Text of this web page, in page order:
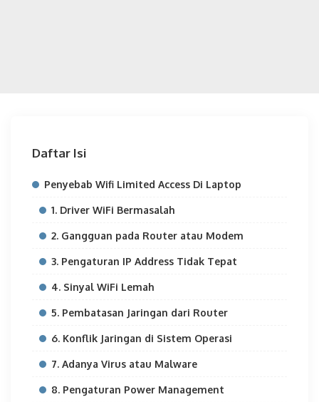
Daftar Isi
Penyebab Wifi Limited Access Di Laptop
1. Driver WiFi Bermasalah
2. Gangguan pada Router atau Modem
3. Pengaturan IP Address Tidak Tepat
4. Sinyal WiFi Lemah
5. Pembatasan Jaringan dari Router
6. Konflik Jaringan di Sistem Operasi
7. Adanya Virus atau Malware
8. Pengaturan Power Management